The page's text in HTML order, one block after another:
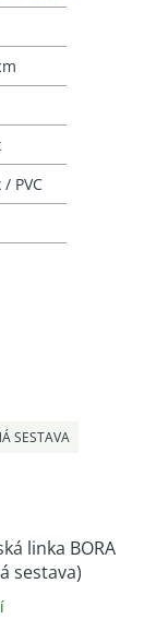
SESTAVA
linka BORA
sestava)
PVC